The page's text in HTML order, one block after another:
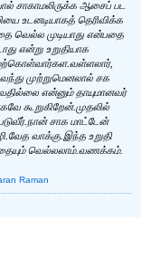
சாகாமலிருக்க ஆசைப் பட
உடனடியாகத் தெரிவிக்க
வெல்ல முடியாது என்பதை
என்று உறுதியாக
முற்றுமெனலால் சக
என்னும் தாயுமானவர்
கூறுகிறேன்.முதலில்
சாக மாட்டேன்
வாக்கு.இந்த உறுதி
வெல்லலாம்.வணக்கம்.
Raman